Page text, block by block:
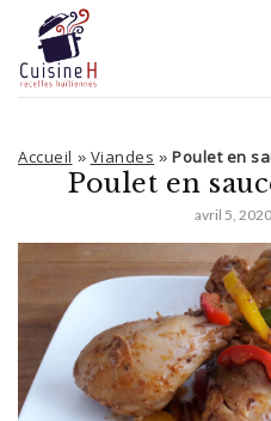
Accueil » Viandes » Poulet en
Poulet en
avril 5, 2020